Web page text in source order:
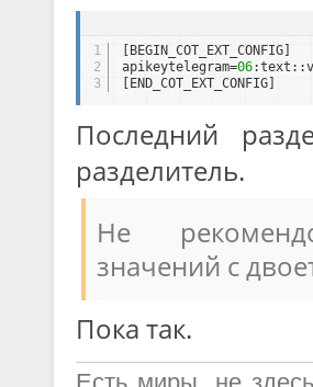
1
2
3
[BEGIN_COT_EXT_CONFIG]
apikeytelegram=06
[END_COT_EXT_CONFIG]
Последний
разделитель.
Не
значений с
Пока так.